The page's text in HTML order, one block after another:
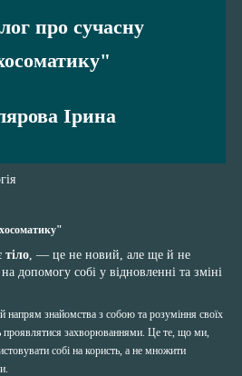
про сучасну
Ірина
, — це не новий, але ще й не
допомогу собі у відновленні та зміні
напрям знайомства з собою та розуміння своїх
проявлятися захворюваннями. Це те, що ми,
собі на користь, а не множити